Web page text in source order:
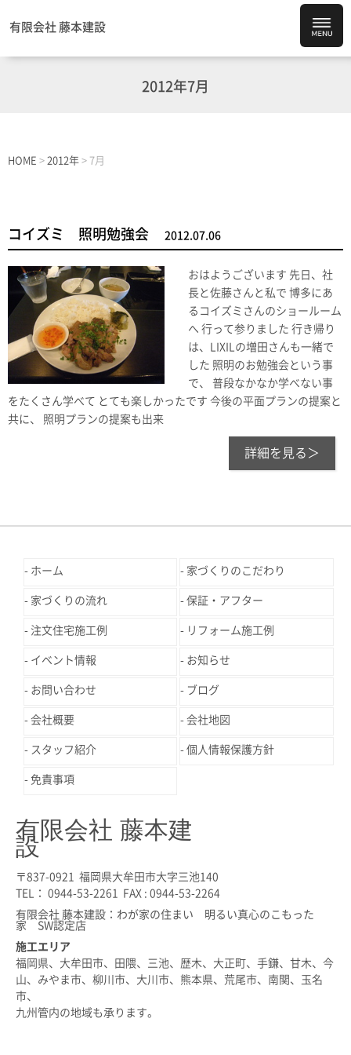
有限会社 藤本建設
2012年7月
HOME > 2012年 > 7月
コイズミ 照明勉強会 2012.07.06
おはようございます 先日、社
長と佐藤さんと私で 博多にあ
るコイズミさんのショールーム
へ 行って参りました 行き帰り
は、LIXILの増田さんも一緒で
した 照明のお勉強会という事
で、 普段なかなか学べない事
をたくさん学べて とても楽しかったです 今後の平面プランの提案と
共に、 照明プランの提案も出来
詳細を見る＞
ホーム 家づくりのこだわり
家づくりの流れ 保証・アフター
注文住宅施工例 リフォーム施工例
イベント情報 お知らせ
お問い合わせ ブログ
会社概要 会社地図
スタッフ紹介 個人情報保護方針
免責事項
有限会社 藤本建
設
〒837-0921 福岡県大牟田市大字三池140
TEL： 0944-53-2261 FAX : 0944-53-2264
有限会社 藤本建設：わが家の住まい 明るい真心のこもった
家 SW認定店
施工エリア
福岡県、大牟田市、田隈、三池、歴木、大正町、手鎌、甘木、今
山、みやま市、柳川市、大川市、熊本県、荒尾市、南関、玉名
市、
九州管内の地域も承ります。